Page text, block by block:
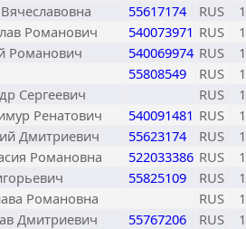
55617174 RUS
Романович 540073971 RUS
Романович 540069974 RUS
55808549 RUS
Сергеевич RUS
Ренатович 540091481 RUS
Дмитриевич 55623174 RUS
Романовна 522033386 RUS
55825109 RUS
Романовна RUS
Дмитриевич 55767206 RUS